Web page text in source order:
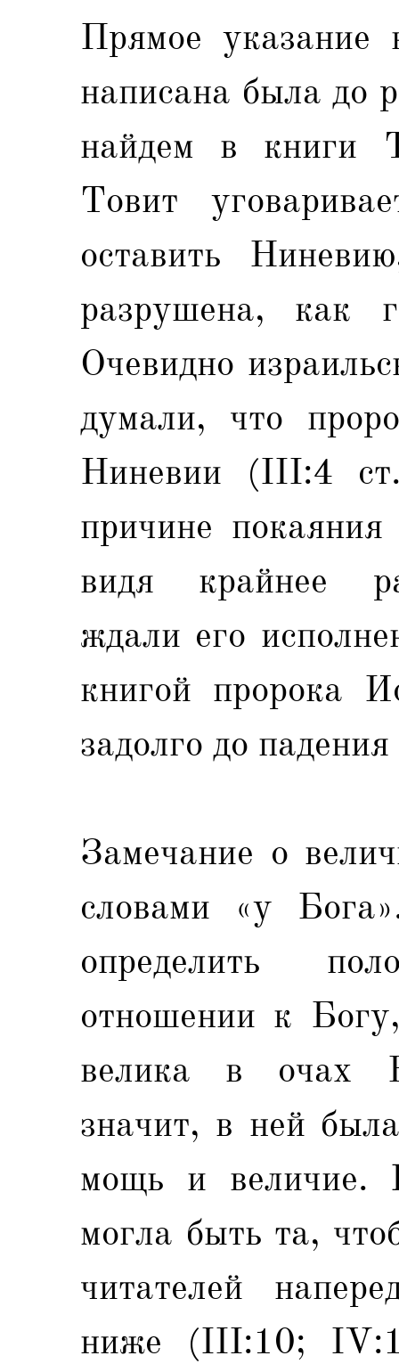
Прямое
написана была до
найдем в книги
Товит
оставить
разрушена, как
Очевидно
думали, что
Ниневии (III:4
причине
видя крайнее
ждали его
книгой пророка
задолго до
Замечание о
словами «у
определить
отношении к
велика в очах
значит, в ней
мощь и величие.
могла быть та,
читателей
ниже (III:10;